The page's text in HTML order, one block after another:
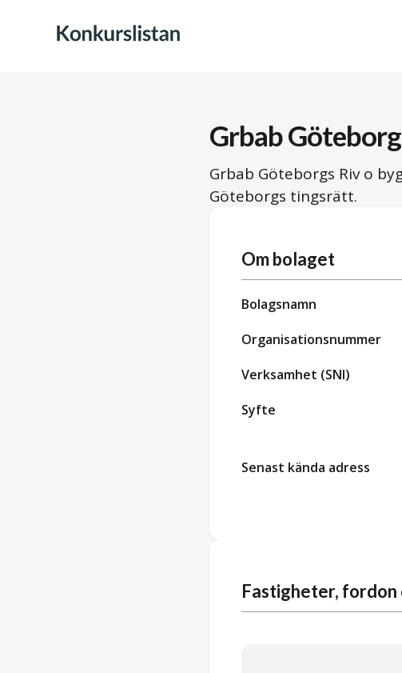
Grbab
Grbab Göteborgs Riv o
Göteborgs tingsrätt.
Om bolaget
Bolagsnamn
Organisationsnummer
Verksamhet (SNI)
Syfte
Senast kända adress
Fastigheter, fordon